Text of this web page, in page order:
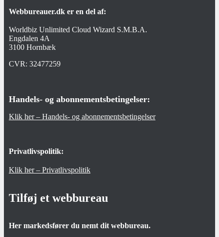
Webbureauer.dk er en del af:
Worldbiz Unlimited Cloud Wizard S.M.B.A.
Engdalen 4A
3100 Hornbæk
CVR: 32477259
Handels- og abonnementsbetingelser:
Klik her – Handels- og abonnementsbetingelser
Privatlivspolitik:
Klik her – Privatlivspolitik
Tilføj et webbureau
Her markedsfører du nemt dit webbureau.